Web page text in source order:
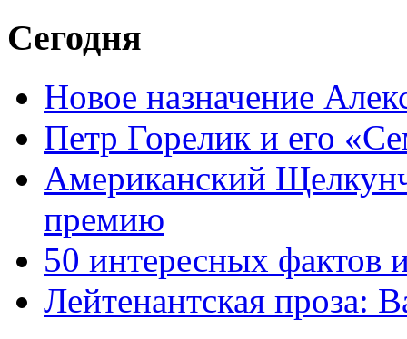
Сегодня
Новое назначение
Петр Горелик и его
Американский
премию
50 интересных фактов
Лейтенантская проза: